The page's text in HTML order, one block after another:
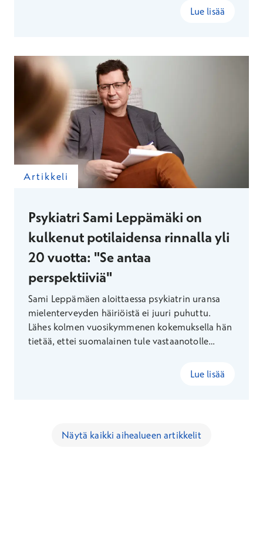
vapaa-ajallaan Lapin luonnosta joka kerralla
Lue lisää
Artikkeli
Psykiatri Sami Leppämäki on
kulkenut potilaidensa rinnalla yli
20 vuotta: "Se antaa
perspektiiviä"
Sami Leppämäen aloittaessa psykiatrin uransa
mielenterveyden häiriöistä ei juuri puhuttu.
Lähes kolmen vuosikymmenen kokemuksella hän
tietää, ettei suomalainen tule vastaanotolle
tasapainottaa työn ja vapaa-ajan: vapaalla Sami
Lue lisää
Näytä kaikki aihealueen artikkelit